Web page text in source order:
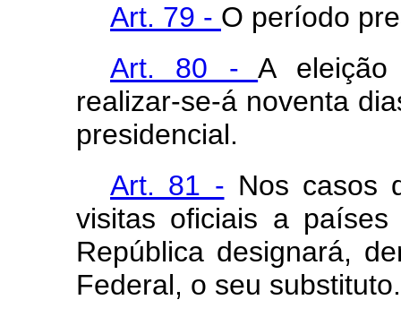
Art. 79 - O período
Art. 80 -A eleição
realizar-se-á noventa
presidencial.
Art. 81 - Nos casos
visitas oficiais a
República designará,
Federal, o seu substituto.